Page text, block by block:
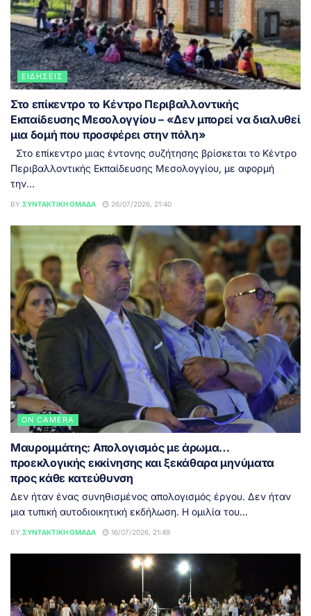
ΕΙΔΉΣΕΙΣ
Στο επίκεντρο το Κέντρο Περιβαλλοντικής
Εκπαίδευσης Μεσολογγίου – «Δεν μπορεί να διαλυθεί
μια δομή που προσφέρει στην πόλη»
Στο επίκεντρο μιας έντονης συζήτησης βρίσκεται το Κέντρο
Περιβαλλοντικής Εκπαίδευσης Μεσολογγίου, με αφορμή
την...
BY ΣΥΝΤΑΚΤΙΚΉ ΟΜΆΔΑ 26/07/2026, 21:40
ON CAMERA
Μαυρομμάτης: Απολογισμός με άρωμα…
προεκλογικής εκκίνησης και ξεκάθαρα μηνύματα
προς κάθε κατεύθυνση
Δεν ήταν ένας συνηθισμένος απολογισμός έργου. Δεν ήταν
μια τυπική αυτοδιοικητική εκδήλωση. Η ομιλία του...
BY ΣΥΝΤΑΚΤΙΚΉ ΟΜΆΔΑ 16/07/2026, 21:49